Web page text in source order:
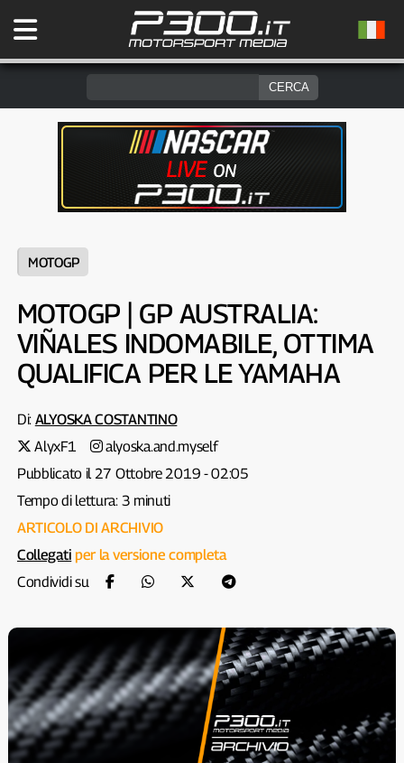
MOTOGP
MOTOGP | GP AUSTRALIA:
VIÑALES INDOMABILE, OTTIMA
QUALIFICA PER LE YAMAHA
Di: ALYOSKA COSTANTINO
AlyxF1
alyoska.and.myself
Pubblicato il 27 Ottobre 2019 - 02:05
Tempo di lettura: 3 minuti
ARTICOLO DI ARCHIVIO
Collegati per la versione completa
Condividi su